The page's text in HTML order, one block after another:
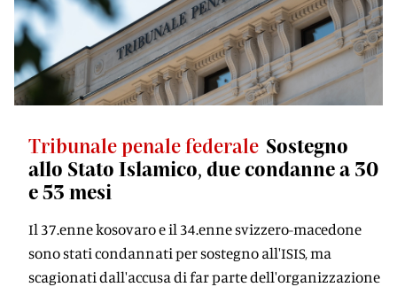
Tribunale penale federale Sostegno
allo Stato Islamico, due condanne a 30
e 53 mesi
Il 37.enne kosovaro e il 34.enne svizzero-macedone
sono stati condannati per sostegno all'ISIS, ma
scagionati dall'accusa di far parte dell'organizzazione